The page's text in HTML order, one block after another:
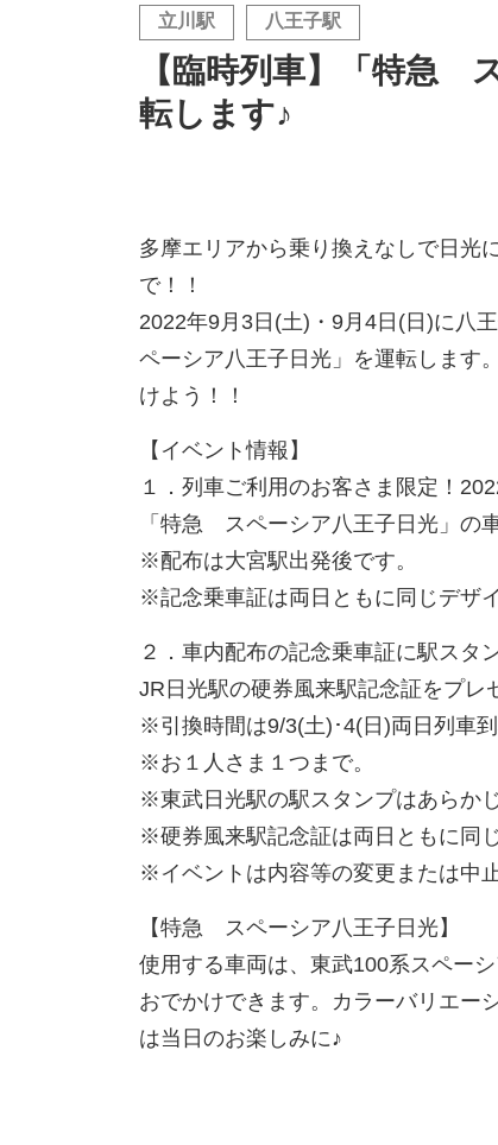
立川駅 八王子駅
【臨時列車】「特急
転します♪
多摩エリアから乗り換えなしで日光
で！！
2022年9月 3 日 (土) ・ 9月 4 日 ( 日 )に八
ペーシア八王子日光」を運転します
けよう！！
【イベント情報】
１．列車ご利用のお客さま限定！
「特急 スペーシア八王子日光」の
※配布は大宮駅出発後です。
※記念乗車証は両日ともに同じデザイ
２．車内配布の記念乗車証に駅スタ
JR 日光駅の硬券風来駅記念証をプレ
※引換時間は9/3(土) ･4( 日 )両日列車
※お１人さま１つまで。
※東武日光駅の駅スタンプはあらか
※硬券風来駅記念証は両日ともに同
※イベントは内容等の変更または中
【特急 スペーシア八王子日光】
使用する車両は、東武100系スペー
おでかけできます。カラーバリエー
は当日のお楽しみに♪